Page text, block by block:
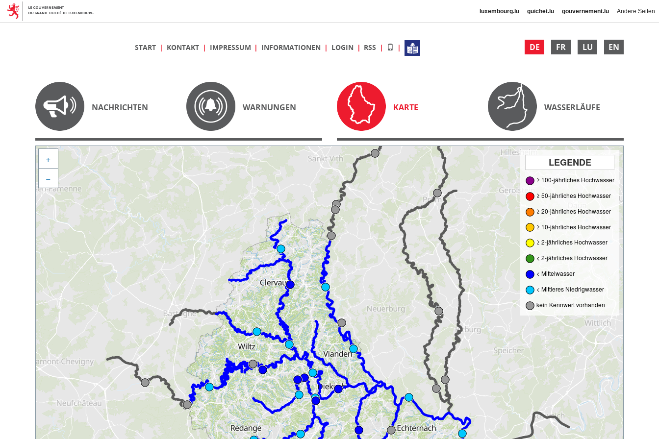
luxembourg.lu guichet.lu gouvernement.lu Andere Seiten
DE FR LU EN
START KONTAKT IMPRESSUM INFORMATIONEN LOGIN RSS
NACHRICHTEN WARNUNGEN KARTE WASSERLÄUFE
LEGENDE
≥ 100-jährliches Hochwasser
≥ 50-jährliches Hochwasser
≥ 20-jährliches Hochwasser
≥ 10-jährliches Hochwasser
≥ 2-jährliches Hochwasser
< 2-jährliches Hochwasser
< Mittelwasser
< Mittleres Niedrigwasser
kein Kennwert vorhanden
+
−